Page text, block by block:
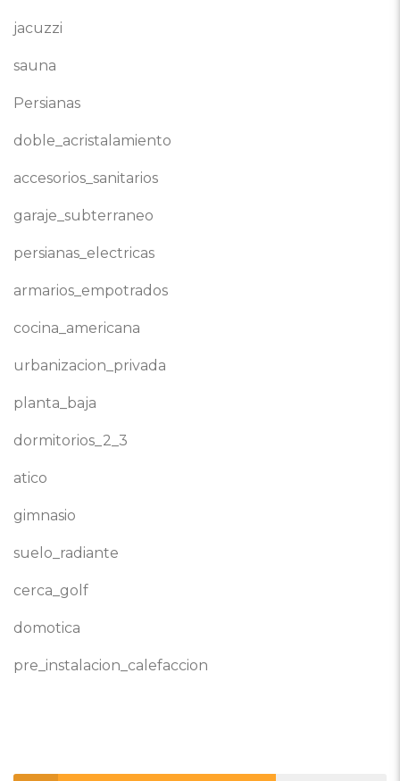
jacuzzi
sauna
Persianas
doble_acristalamiento
accesorios_sanitarios
garaje_subterraneo
persianas_electricas
armarios_empotrados
cocina_americana
urbanizacion_privada
planta_baja
dormitorios_2_3
atico
gimnasio
suelo_radiante
cerca_golf
domotica
pre_instalacion_calefaccion